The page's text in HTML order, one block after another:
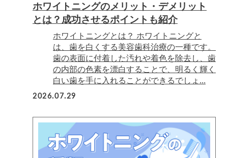
ホワイトニングのメリット・デメリット
とは？成功させるポイントも紹介
ホワイトニングとは？ ホワイトニングと
は、歯を白くする美容歯科治療の一種です。
歯の表面に付着した汚れや着色を除去し、歯
の内部の色素を漂白することで、明るく輝く
白い歯を手に入れることができるでしょ...
2026.07.29